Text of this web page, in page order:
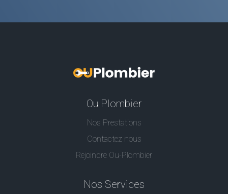
Ou Plombier
Nos Prestations
Contactez nous
Rejoindre Ou-Plombier
Nos Services